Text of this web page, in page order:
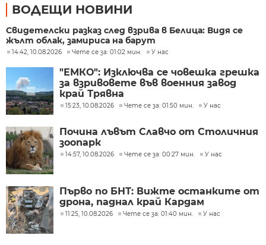
ВОДЕЩИ НОВИНИ
Свидетелски разказ след взрива в Белица: Видя се
жълт облак, замириса на барут
14:42, 10.08.2026 Чете се за: 01:02 мин. У нас
"ЕМКО": Изключва се човешка грешка
за взривовете във военния завод
край Трявна
15:23, 10.08.2026 Чете се за: 01:50 мин. У нас
Почина лъвът Славчо от Столичния
зоопарк
14:57, 10.08.2026 Чете се за: 00:27 мин. У нас
Първо по БНТ: Вижте останките от
дрона, паднал край Кардам
11:25, 10.08.2026 Чете се за: 01:40 мин. У нас